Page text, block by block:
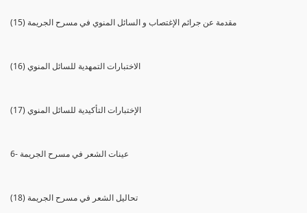
(15) مقدمة عن جرائم الإغتصاب و السائل المنوي في مسرح الجريمة
(16) الاختبارات التمهدية للسائل المنوي
(17) الإختبارات التأكيدية للسائل المنوي
6- عينات الشعر في مسرح الجريمة
(18) تحاليل الشعر في مسرح الجريمة